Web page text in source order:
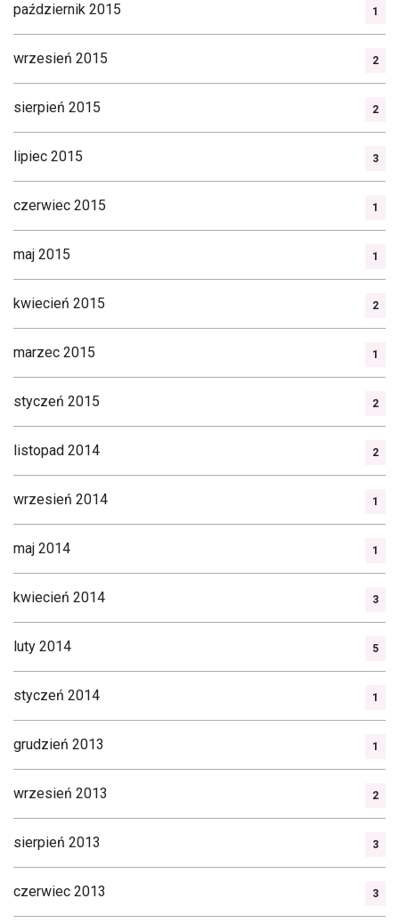
październik 2015 1
wrzesień 2015 2
sierpień 2015 2
lipiec 2015 3
czerwiec 2015 1
maj 2015 1
kwiecień 2015 2
marzec 2015 1
styczeń 2015 2
listopad 2014 2
wrzesień 2014 1
maj 2014 1
kwiecień 2014 3
luty 2014 5
styczeń 2014 1
grudzień 2013 1
wrzesień 2013 2
sierpień 2013 3
czerwiec 2013 3